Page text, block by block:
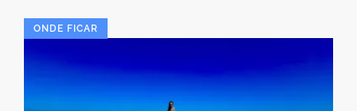
ONDE FICAR